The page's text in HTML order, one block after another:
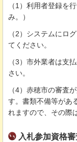
（1）利用者登録を
み。）
（2）システムにロ
てください。
（3）市外業者は支
さい。
（4）赤穂市の審査
す。書類不備等があ
れますので、その際
入札参加資格